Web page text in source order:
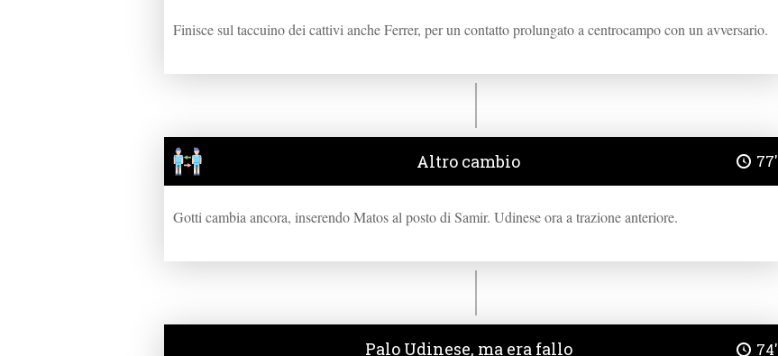
Finisce sul taccuino dei cattivi anche Ferrer, per un contatto prolungato a centrocampo con un avversario.
Altro cambio 77'
Gotti cambia ancora, inserendo Matos al posto di Samir. Udinese ora a trazione anteriore.
Palo Udinese, ma era fallo 74'